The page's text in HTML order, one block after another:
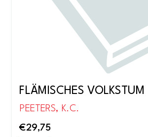
FLÄMISCHES VOLKSTUM
PEETERS, K.C.
€29,75